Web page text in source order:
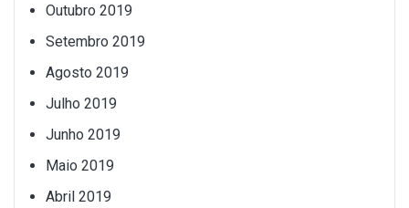
Outubro 2019
Setembro 2019
Agosto 2019
Julho 2019
Junho 2019
Maio 2019
Abril 2019